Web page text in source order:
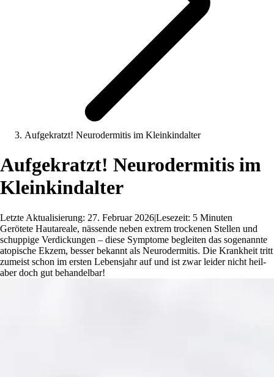
Aufgekratzt! Neurodermitis im Kleinkindalter
Aufgekratzt! Neurodermitis im
Kleinkindalter
Letzte Aktualisierung: 27. Februar 2026|Lesezeit: 5 Minuten
Gerötete Hautareale, nässende neben extrem trockenen Stellen und
schuppige Verdickungen – diese Symptome begleiten das sogenannte
atopische Ekzem, besser bekannt als Neurodermitis. Die Krankheit tritt
zumeist schon im ersten Lebensjahr auf und ist zwar leider nicht heil-
aber doch gut behandelbar!